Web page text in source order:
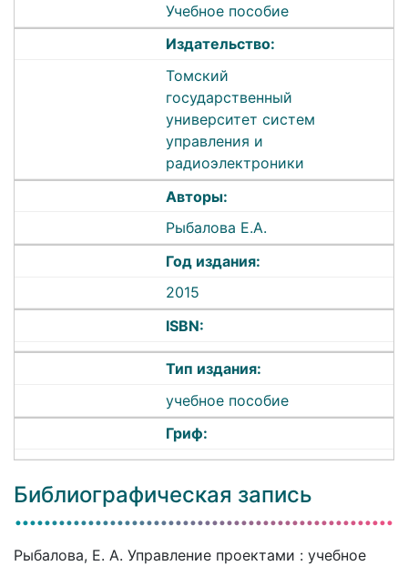
Учебное пособие
Издательство:
Томский
государственный
университет систем
управления и
радиоэлектроники
Авторы:
Рыбалова Е.А.
Год издания:
2015
ISBN:
Тип издания:
учебное пособие
Гриф:
Библиографическая запись
Рыбалова, Е. А. Управление проектами : учебное